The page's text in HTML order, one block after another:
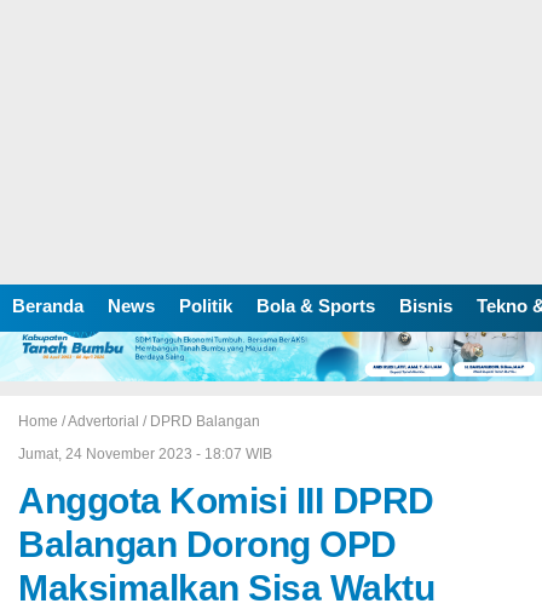
Beranda News Politik Bola & Sports Bisnis Tekno
Home /Advertorial / DPRD Balangan
Jumat, 24 November 2023 - 18:07 WIB
Anggota Komisi III DPRD
Balangan Dorong OPD
Maksimalkan Sisa Waktu